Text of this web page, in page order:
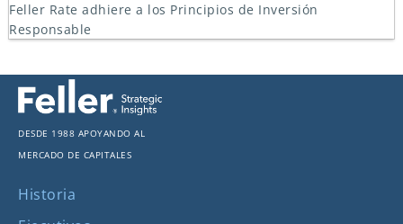
Feller Rate adhiere a los Principios de Inversión
Responsable
Desde 1988 apoyando al
mercado de capitales
Historia